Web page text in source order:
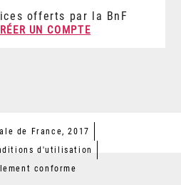
offerts par la BnF
UN COMPTE
de France, 2017
d'utilisation
conforme